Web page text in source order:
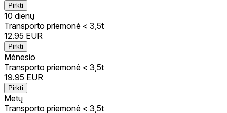
Pirkti
10 dienų
Transporto priemonė < 3,5t
12.95 EUR
Pirkti
Mėnesio
Transporto priemonė < 3,5t
19.95 EUR
Pirkti
Metų
Transporto priemonė < 3,5t